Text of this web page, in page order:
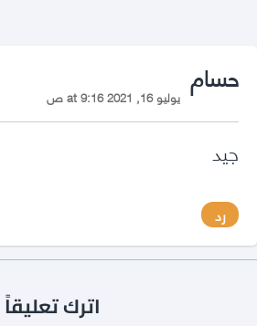
حسامsays:يوليو 16, 2021 at 9:16 ص
جيد
رد
اترك تعليقاً